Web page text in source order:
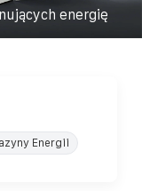
energię
Energii